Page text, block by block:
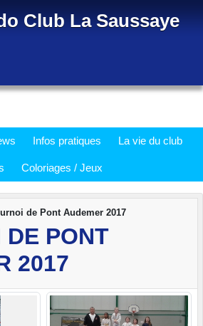
Club La Saussaye
Infos pratiques La vie du club
Coloriages / Jeux
de Pont Audemer 2017
DE PONT
2017
cookies